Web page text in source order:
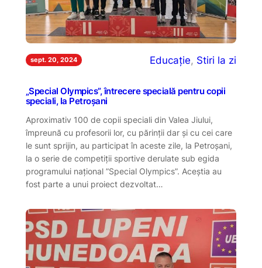
sept. 20, 2024 Educație, Stiri la zi
„Special Olympics”, întrecere specială pentru copii
speciali, la Petroșani
Aproximativ 100 de copii speciali din Valea Jiului,
împreună cu profesorii lor, cu părinții dar și cu cei care
le sunt sprijin, au participat în aceste zile, la Petroșani,
la o serie de competiții sportive derulate sub egida
programului național ”Special Olympics”. Aceștia au
fost parte a unui proiect dezvoltat…